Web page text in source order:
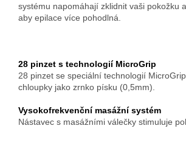
systému napomáhají zklidnit vaši pokožku
aby epilace více pohodlná.
28 pinzet s technologií MicroGrip
28 pinzet se speciální technologií
chloupky jako zrnko písku (0,5mm).
Vysokofrekvenční masážní systém
Nástavec s masážními válečky stimuluje